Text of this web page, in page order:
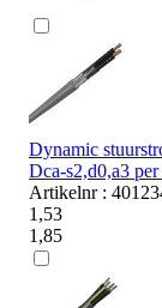
Dynamic
Dca-s2,d0,a3 per
Artikelnr :
1,53
1,85